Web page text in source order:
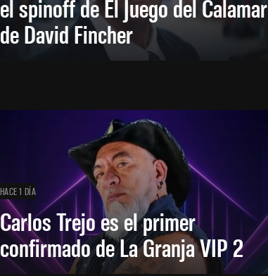
el spinoff de El Juego del Calamar
de David Fincher
HACE 1 DÍA
Carlos Trejo es el primer
confirmado de La Granja VIP 2